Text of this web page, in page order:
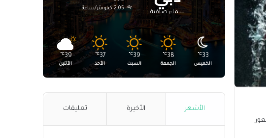
سماء صافية
2.05 كيلومتر/ساعة
33
℃
الخميس
38
℃
الجمعة
39
℃
السبت
37
℃
الأحد
39
℃
الأثنين
الأشهر الأخيرة تعليقات